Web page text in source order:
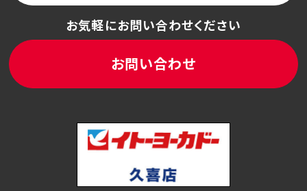
お気軽にお問い合わせください
お問い合わせ